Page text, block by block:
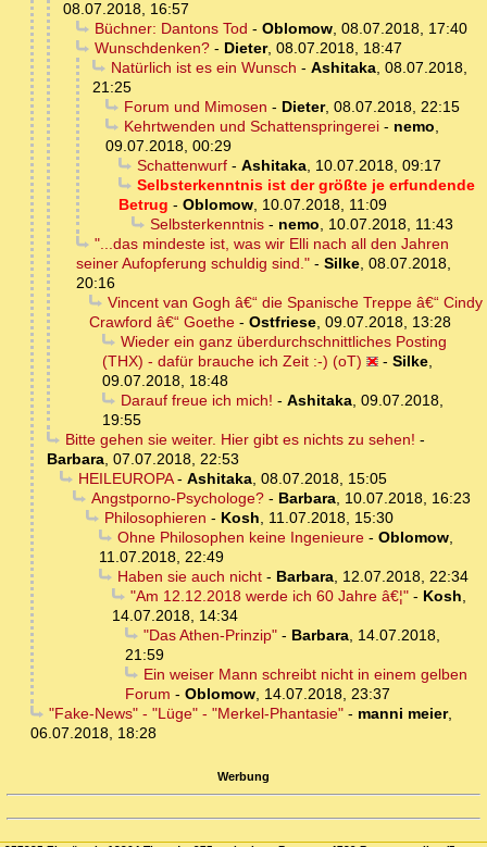
08.07.2018, 16:57
Büchner: Dantons Tod - Oblomow, 08.07.2018, 17:40
Wunschdenken?- Dieter, 08.07.2018, 18:47
Natürlich ist es ein Wunsch - Ashitaka, 08.07.2018,
21:25
Forum und Mimosen - Dieter, 08.07.2018, 22:15
Kehrtwenden und Schattenspringerei- nemo,
09.07.2018, 00:29
Schattenwurf- Ashitaka, 10.07.2018, 09:17
Selbsterkenntnis ist der größte je erfundende
Betrug - Oblomow, 10.07.2018, 11:09
Selbsterkenntnis- nemo, 10.07.2018, 11:43
"...das mindeste ist, was wir Elli nach all den Jahren
seiner Aufopferung schuldig sind." - Silke, 08.07.2018,
20:16
Vincent van Gogh â€“ die Spanische Treppe â€“ Cindy
Crawford â€“ Goethe - Ostfriese, 09.07.2018, 13:28
Wieder ein ganz überdurchschnittliches Posting
(THX) - dafür brauche ich Zeit :-) (oT)
- Silke,
09.07.2018, 18:48
Darauf freue ich mich! - Ashitaka, 09.07.2018,
19:55
Bitte gehen sie weiter. Hier gibt es nichts zu sehen! -
Barbara, 07.07.2018, 22:53
HEILEUROPA- Ashitaka, 08.07.2018, 15:05
Angstporno-Psychologe?- Barbara, 10.07.2018, 16:23
Philosophieren - Kosh, 11.07.2018, 15:30
Ohne Philosophen keine Ingenieure- Oblomow,
11.07.2018, 22:49
Haben sie auch nicht- Barbara, 12.07.2018, 22:34
"Am 12.12.2018 werde ich 60 Jahre â€¦"- Kosh,
14.07.2018, 14:34
"Das Athen-Prinzip"- Barbara, 14.07.2018,
21:59
Ein weiser Mann schreibt nicht in einem gelben
Forum - Oblomow, 14.07.2018, 23:37
"Fake-News" - "Lüge" - "Merkel-Phantasie"- manni meier,
06.07.2018, 18:28
Werbung